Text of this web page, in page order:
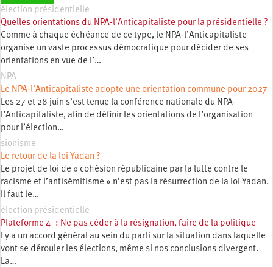
élection présidentielle
Quelles orientations du NPA-l’Anticapitaliste pour la présidentielle ?
Comme à chaque échéance de ce type, le NPA-l’Anticapitaliste
organise un vaste processus démocratique pour décider de ses
orientations en vue de l’…
NPA
Le NPA-l’Anticapitaliste adopte une orientation commune pour 2027
Les 27 et 28 juin s’est tenue la conférence nationale du NPA-
l’Anticapitaliste, afin de définir les orientations de l’organisation
pour l’élection…
sionisme
Le retour de la loi Yadan ?
Le projet de loi de « cohésion républicaine par la lutte contre le
racisme et l’antisémitisme » n’est pas la résurrection de la loi Yadan.
Il faut le…
élection présidentielle
Plateforme 4 : Ne pas céder à la résignation, faire de la politique
l y a un accord général au sein du parti sur la situation dans laquelle
vont se dérouler les élections, même si nos conclusions divergent.
La…